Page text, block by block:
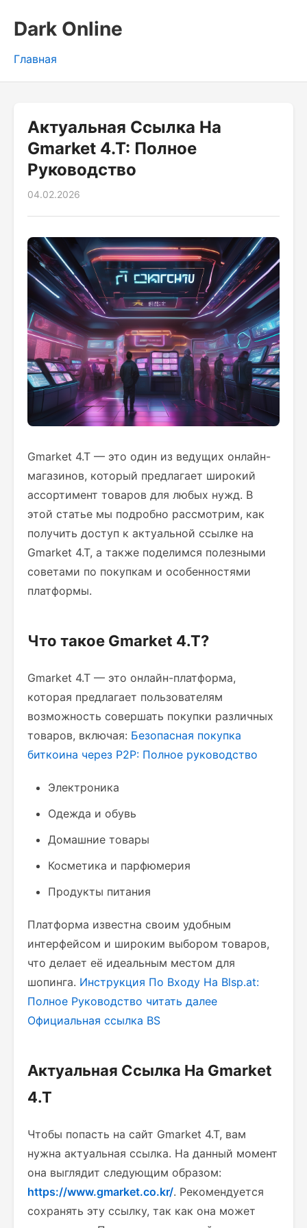
Dark Online
Главная
Актуальная Ссылка На
Gmarket 4.T: Полное
Руководство
04.02.2026
Gmarket 4.T — это один из ведущих онлайн-
магазинов, который предлагает широкий
ассортимент товаров для любых нужд. В
этой статье мы подробно рассмотрим, как
получить доступ к актуальной ссылке на
Gmarket 4.T, а также поделимся полезными
советами по покупкам и особенностями
платформы.
Что такое Gmarket 4.T?
Gmarket 4.T — это онлайн-платформа,
которая предлагает пользователям
возможность совершать покупки различных
товаров, включая: Безопасная покупка
биткоина через P2P: Полное руководство
Электроника
Одежда и обувь
Домашние товары
Косметика и парфюмерия
Продукты питания
Платформа известна своим удобным
интерфейсом и широким выбором товаров,
что делает её идеальным местом для
шопинга. Инструкция По Входу На Blsp.at:
Полное Руководство читать далее
Официальная ссылка BS
Актуальная Ссылка На Gmarket
4.T
Чтобы попасть на сайт Gmarket 4.T, вам
нужна актуальная ссылка. На данный момент
она выглядит следующим образом:
https://www.gmarket.co.kr/. Рекомендуется
сохранять эту ссылку, так как она может